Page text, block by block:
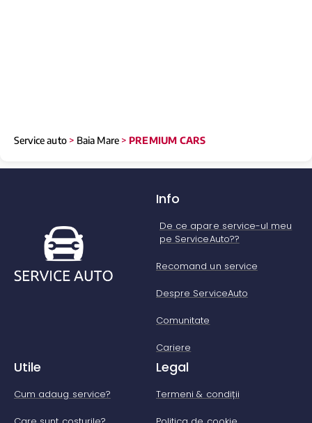
Service auto> Baia Mare > PREMIUM CARS
Info
De ce apare service-ul meu
pe ServiceAuto??
Recomand un service
Despre ServiceAuto
Comunitate
Cariere
Utile
Cum adaug service?
Legal
Termeni & condiții